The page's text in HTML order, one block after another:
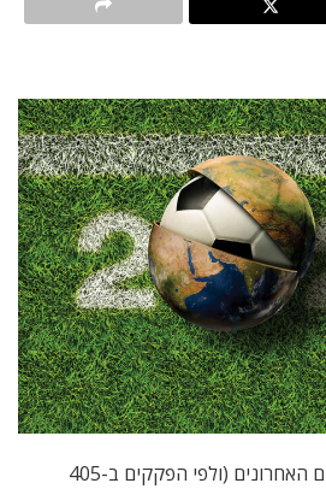
אם יצאתם מהבית בשבועיים האחרונים (ולפי הפקקים ב-405